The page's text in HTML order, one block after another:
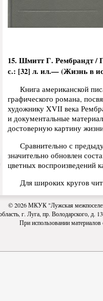
15. Шмитт Г. Рембрандт /
с.: [32] л. ил.— (Жизнь в
Книга американской
графического романа,
художнику XVII века
и доку­ментальные
достоверную картину
Сравнительно с
значительно обновлен
цветных воспроизведений
Для широких кругов
© 2026 МКУК "Лужская
г. Луга, пр. Володарского,
При использовании материалов